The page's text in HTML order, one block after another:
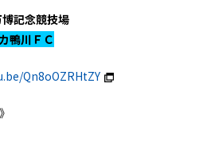
記念競技場
川ＦＣ
Qn8oOZRHtZY